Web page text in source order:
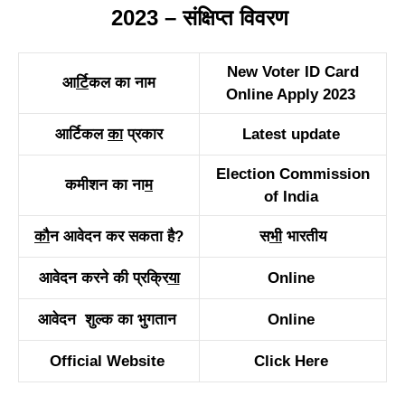
2023 – संक्षिप्त विवरण
आर्टिकल का नाम
New Voter ID Card
Online Apply 2023
आर्टिकलकाप्रकार Latest update
कमीशन का नाम
Election Commission
of India
कौन आवेदन कर सकता है? सभीभारतीय
आवेदन करने की प्रक्रिया Online
आवेदन शुल्क का भुगतान Online
Official Website Click Here